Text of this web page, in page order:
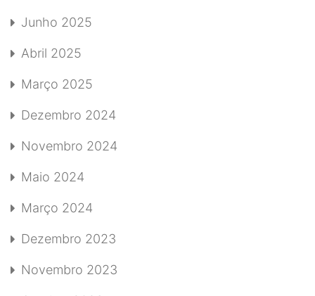
Junho 2025
Abril 2025
Março 2025
Dezembro 2024
Novembro 2024
Maio 2024
Março 2024
Dezembro 2023
Novembro 2023